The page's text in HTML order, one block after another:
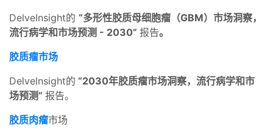
DelveInsight的 “多形性胶质母细胞瘤（GBM）市场洞察，
流行病学和市场预测 - 2030” 报告。
胶质瘤市场
DelveInsight的 “2030年胶质瘤市场洞察，流行病学和市
场预测” 报告。
胶质肉瘤市场